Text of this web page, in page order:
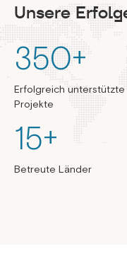
Unsere
350+
Erfolgreich unterstützte
Projekte
15+
Betreute Länder